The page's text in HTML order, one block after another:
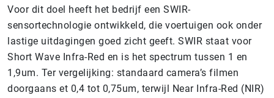
Voor dit doel heeft het bedrijf een SWIR-
sensortechnologie ontwikkeld, die voertuigen ook onder
lastige uitdagingen goed zicht geeft. SWIR staat voor
Short Wave Infra-Red en is het spectrum tussen 1 en
1,9um. Ter vergelijking: standaard camera’s filmen
doorgaans et 0,4 tot 0,75um, terwijl Near Infra-Red (NIR)